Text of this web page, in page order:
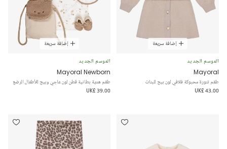
إضافة سريعة
الموسم الجديد
Mayoral
طقم تنورة محبوكة فلافي لون بيج للبنات
UK£ 43.00
إضافة سريعة
الموسم الجديد
Mayoral Newborn
طقم هدية بطانية قطن لون عاجي وبيج للأطفال الرضع
UK£ 39.00